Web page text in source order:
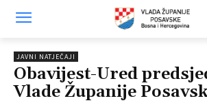
JAVNI NATJEČAJI
Obavijest-Ured
Vlade Županije